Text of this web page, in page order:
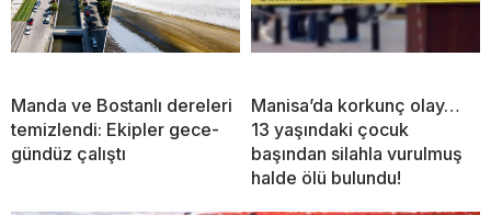
Manda ve Bostanlı dereleri
temizlendi: Ekipler gece-
gündüz çalıştı
Manisa’da korkunç olay…
13 yaşındaki çocuk
başından silahla vurulmuş
halde ölü bulundu!